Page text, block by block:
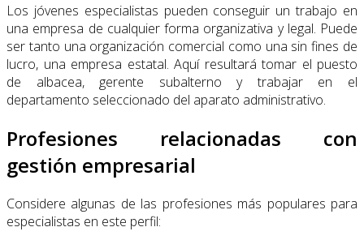
Los jóvenes especialistas pueden conseguir un trabajo en
una empresa de cualquier forma organizativa y legal. Puede
ser tanto una organización comercial como una sin fines de
lucro, una empresa estatal. Aquí resultará tomar el puesto
de albacea, gerente subalterno y trabajar en el
departamento seleccionado del aparato administrativo.
Profesiones relacionadas con
gestión empresarial
Considere algunas de las profesiones más populares para
especialistas en este perfil: